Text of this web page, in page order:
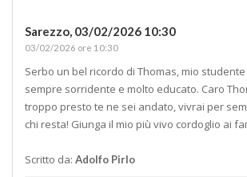
Sarezzo, 03/02/2026 10:30
03/02/2026 ore 10:30
Serbo un bel ricordo di Thomas, mio
sempre sorridente e molto educato. Caro
troppo presto te ne sei andato, vivrai per
chi resta! Giunga il mio più vivo cordoglio ai
Scritto da: Adolfo Pirlo